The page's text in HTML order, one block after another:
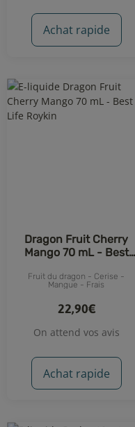
Achat rapide
Dragon Fruit Cherry
Mango 70 mL - Best
Fruit du dragon - Cerise -
Mangue - Frais
22,90€
On attend vos avis
Achat rapide